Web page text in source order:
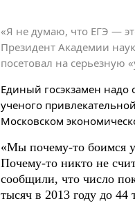
«Я не думаю, что ЕГЭ —
Президент Академии
посетовал на серьезную
Единый госэкзамен надо
ученого
Московском
«Мы почему-то боимся
Почему-то никто не
сообщили, что число
тысяч в 2013 году до 44